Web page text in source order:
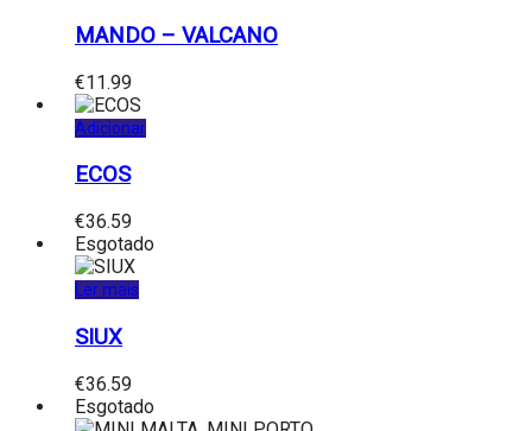
MANDO – VALCANO
€11.99
Adicionar
ECOS
€36.59
Esgotado
Ler mais
SIUX
€36.59
Esgotado